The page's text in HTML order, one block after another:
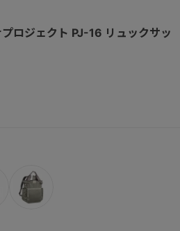
ロジェクト PJ-16 リュックサッ